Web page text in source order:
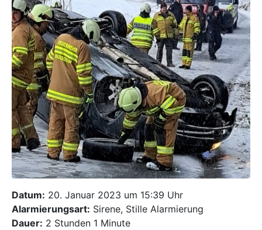
Datum: 20. Januar 2023 um 15:39 Uhr
Alarmierungsart: Sirene, Stille Alarmierung
Dauer: 2 Stunden 1 Minute